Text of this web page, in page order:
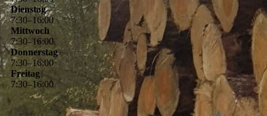
Dienstag
7:30–16:00
Mittwoch
7:30–16:00
Donnerstag
7:30–16:00
Freitag
7:30–16:00